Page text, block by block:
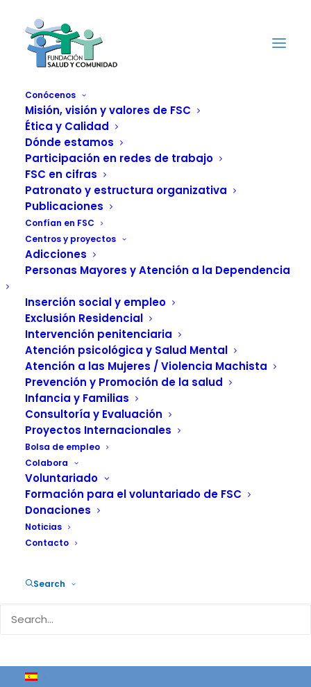
Conócenos
Misión, visión y valores de FSC
Ética y Calidad
Dónde estamos
Participación en redes de trabajo
FSC en cifras
Patronato y estructura organizativa
Publicaciones
Confían en FSC
Centros y proyectos
Adicciones
Personas Mayores y Atención a la Dependencia
Inserción social y empleo
Exclusión Residencial
Intervención penitenciaria
Atención psicológica y Salud Mental
Atención a las Mujeres / Violencia Machista
Prevención y Promoción de la salud
Infancia y Familias
Consultoría y Evaluación
Proyectos Internacionales
Bolsa de empleo
Colabora
Voluntariado
Formación para el voluntariado de FSC
Donaciones
Noticias
Contacto
Search
FSC se adhiere al
comunicado para
impulsar una ley
ambiciosa de
prevención y control
del tabaquismo y de
los nuevos
dispositivos
4 JUNIO, 2026 ACTUALIDAD
SALUD Y COMUNIDAD
Diversas entidades sociales, sanitarias y científicas nos
hemos articulado en los últimos meses con un objetivo
compartido: contribuir a impulsar una nueva ley catalana
de prevención y control del tabaquismo y de los nuevos
pública.
para compartir diagnóstico, evidencia científica y
asistencial, la prevención y la promoción de la salud.